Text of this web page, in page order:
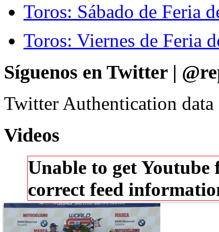
Toros: Sábado de Feria
Toros: Viernes de Feria
Síguenos en Twitter |
Twitter Authentication
Videos
Unable to get
correct feed